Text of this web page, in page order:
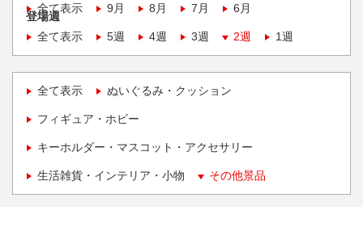
全て表示
9月 8月 7月 6月
登場週
全て表示
5週 4週 3週 2週 1週
全て表示 ぬいぐるみ・クッション
フィギュア・ホビー
キーホルダー・マスコット・アクセサリー
生活雑貨・インテリア・小物 その他景品